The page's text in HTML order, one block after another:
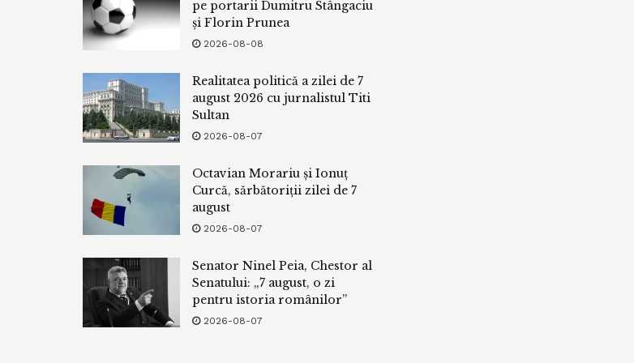
pe portarii Dumitru Stângaciu
și Florin Prunea
2026-08-08
Realitatea politică a zilei de 7
august 2026 cu jurnalistul Titi
Sultan
2026-08-07
Octavian Morariu și Ionuț
Curcă, sărbătoriții zilei de 7
august
2026-08-07
Senator Ninel Peia, Chestor al
Senatului: „7 august, o zi
pentru istoria românilor”
2026-08-07